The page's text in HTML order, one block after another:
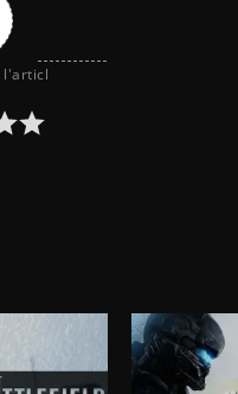
l'articl